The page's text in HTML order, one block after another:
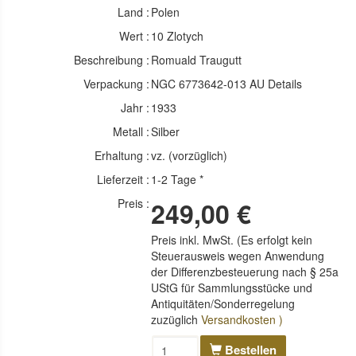
Land : Polen
Wert : 10 Zlotych
Beschreibung : Romuald Traugutt
Verpackung : NGC 6773642-013 AU Details
Jahr : 1933
Metall :Silber
Erhaltung :vz. (vorzüglich)
Lieferzeit : 1-2 Tage *
Preis : 249,00 €
Preis inkl. MwSt. (Es erfolgt kein
Steuerausweis wegen Anwendung
der Differenzbesteuerung nach § 25a
UStG für Sammlungsstücke und
Antiquitäten/Sonderregelung
zuzüglichVersandkosten )
Bestellen